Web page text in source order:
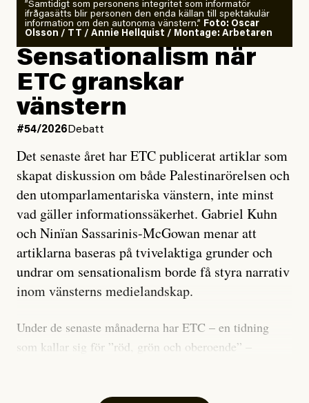
”Samtidigt som personens integritet som informatör
ifrågasätts blir personen den enda källan till spektakulär
information om den autonoma vänstern.” Foto: Oscar
Olsson / TT / Annie Hellquist / Montage: Arbetaren
Sensationalism när
ETC granskar
vänstern
#54/2026 Debatt
Det senaste året har ETC publicerat artiklar som
skapat diskussion om både Palestinarörelsen och
den utomparlamentariska vänstern, inte minst
vad gäller informationssäkerhet. Gabriel Kuhn
och Ninïan Sassarinis-McGowan menar att
artiklarna baseras på tvivelaktiga grunder och
undrar om sensationalism borde få styra narrativ
inom vänsterns medielandskap.
Under de senaste månaderna har ETC – en tidning
som kallar sig för ”röd, grön och oberoende” –